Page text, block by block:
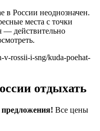
в России неоднозначен.
места с точки
— действительно
rossii-i-sng/kuda-poehat-
отдыхать
Все цены